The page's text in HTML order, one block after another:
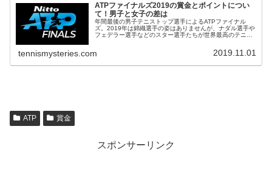
ATPファイナルズ2019の賞金とポイントについ
て！男子と女子の差は
年間最後の男子テニストップ選手によるATPファイナル
ズ。2019年は錦織選手の姿はありませんが、ナダル選手や
フェデラー選手などのスター選手たちが世界最高のテニス
tennismysteries.com 2019.11.01
ATP 賞金
スポンサーリンク